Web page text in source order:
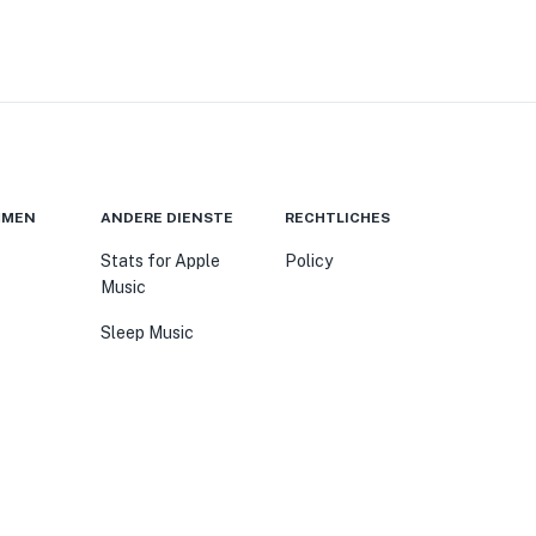
ANDERE DIENSTE
Stats for Apple
Music
Sleep Music
RECHTLICHES
Policy